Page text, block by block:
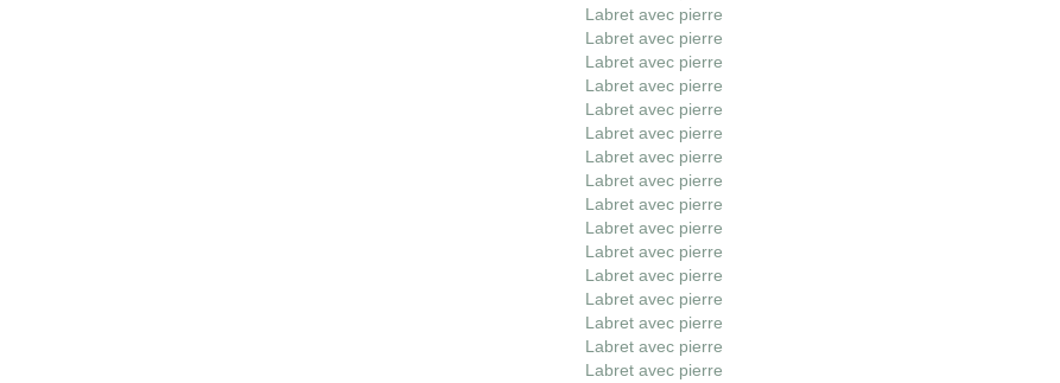
Labret avec pierre
Labret avec pierre
Labret avec pierre
Labret avec pierre
Labret avec pierre
Labret avec pierre
Labret avec pierre
Labret avec pierre
Labret avec pierre
Labret avec pierre
Labret avec pierre
Labret avec pierre
Labret avec pierre
Labret avec pierre
Labret avec pierre
Labret avec pierre